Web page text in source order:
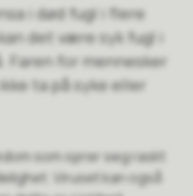
i død fugl i flere
det være syk fugl i
Faren for mennesker
ta på syke eller
som sprer seg raskt
Viruset kan også